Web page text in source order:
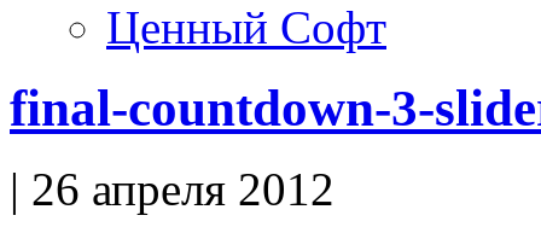
Ценный Софт
final-countdown-3-
| 26 апреля 2012